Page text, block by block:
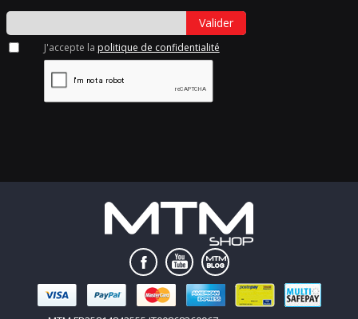
Valider
J'accepte la politique de confidentialité